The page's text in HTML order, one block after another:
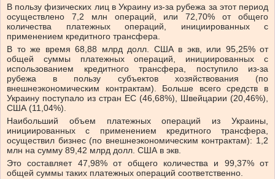
В пользу физических лиц в Украину из-за рубежа за этот период
осуществлено 7,2 млн операций, или 72,70% от общего
количества платежных операций, инициированных с
применением кредитного трансфера.
В то же время 68,88 млрд долл. США в экв, или 95,25% от
общей суммы платежных операций, инициированных с
использованием кредитного трансфера, поступило из-за
рубежа в пользу субъектов хозяйствования (по
внешнеэкономическим контрактам). Больше всего средств в
Украину поступало из стран ЕС (46,68%), Швейцарии (20,46%),
США (11,04%).
Наибольший объем платежных операций из Украины,
инициированных с применением кредитного трансфера,
осуществил бизнес (по внешнеэкономическим контрактам): 1,2
млн на сумму 89,42 млрд долл. США в экв.
Это составляет 47,98% от общего количества и 99,37% от
общей суммы таких платежных операций соответственно.